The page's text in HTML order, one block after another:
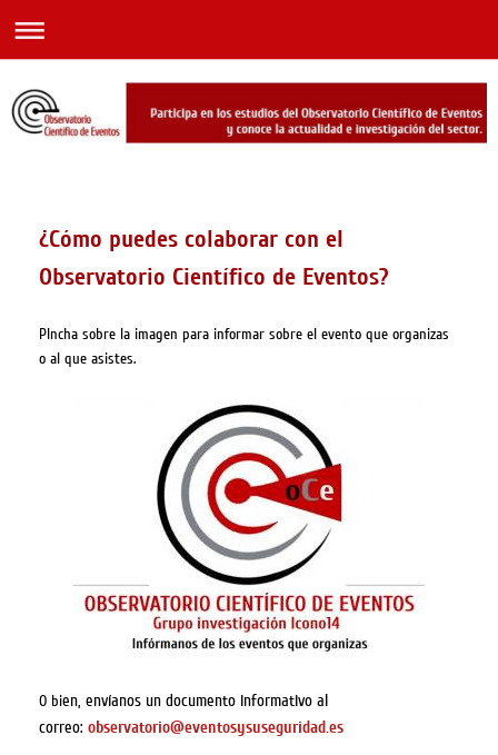
¿Cómo puedes colaborar con el
Observatorio Científico de Eventos?
PIncha sobre la imagen para informar sobre el evento que organizas
o al que asistes.
O bien, envíanos un documento informativo al
correo: observatorio@eventosysuseguridad.es